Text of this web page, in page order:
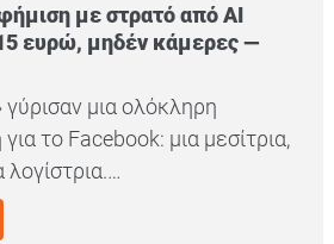
με στρατό από AI
ευρώ, μηδέν κάμερες —
γύρισαν μια ολόκληρη
το Facebook: μια μεσίτρια,
λογίστρια.…